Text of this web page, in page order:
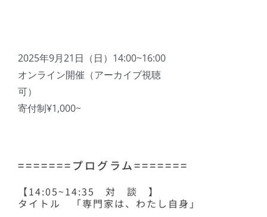
2025年9月21日（日）14:00~16:00
オンライン開催（アーカイブ視聴
可）
寄付制¥1,000~
=======プログラム=======
【14:05~14:35 対 談 】
タイトル 「専門家は、わたし自身」